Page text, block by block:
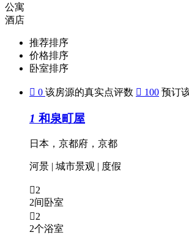
公寓
酒店
推荐排序
价格排序
卧室排序
 0 该房源的真实点评数  100 预订
1 和泉町屋
日本，京都府，京都
河景 | 城市景观 | 度假
2
2间卧室
2
2个浴室